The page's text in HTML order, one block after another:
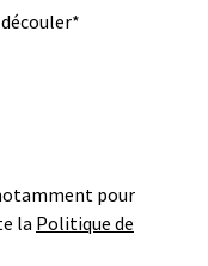
pour
la Politique de